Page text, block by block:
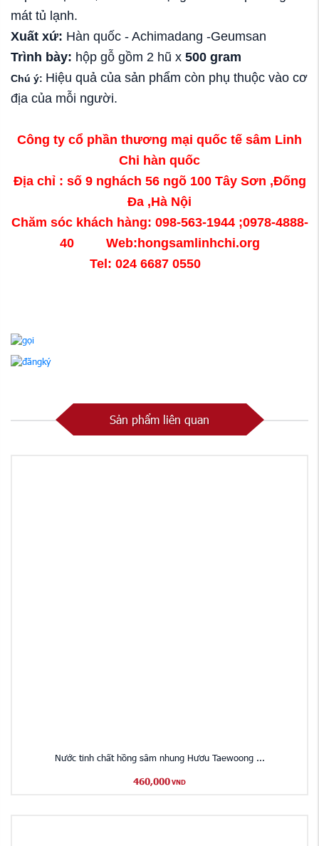
mát tủ lạnh.
Xuất xứ: Hàn quốc - Achimadang -Geumsan
Trình bày: hộp gỗ gồm 2 hũ x 500 gram
Chú ý: Hiệu quả của sản phẩm còn phụ thuộc vào cơ
địa của mỗi người.
Công ty cổ phần thương mại quốc tế sâm Linh
Chi hàn quốc
Địa chỉ : số 9 nghách 56 ngõ 100 Tây Sơn ,Đống
Đa ,Hà Nội
Chăm sóc khách hàng: 098-563-1944 ;0978-4888-
40 Web:hongsamlinhchi.org
Tel: 024 6687 0550
Sản phẩm liên quan
Nước tinh chất hồng sâm nhung Hươu Taewoong ...
460,000 VND